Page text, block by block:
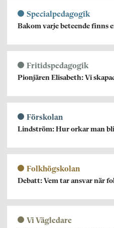
Specialpedagogik
Bakom varje beteende finns
Fritidspedagogik
Pionjären Elisabeth: Vi
Förskolan
Lindström: Hur orkar man
Folkhögskolan
Debatt: Vem tar ansvar när
Vi Vägledare